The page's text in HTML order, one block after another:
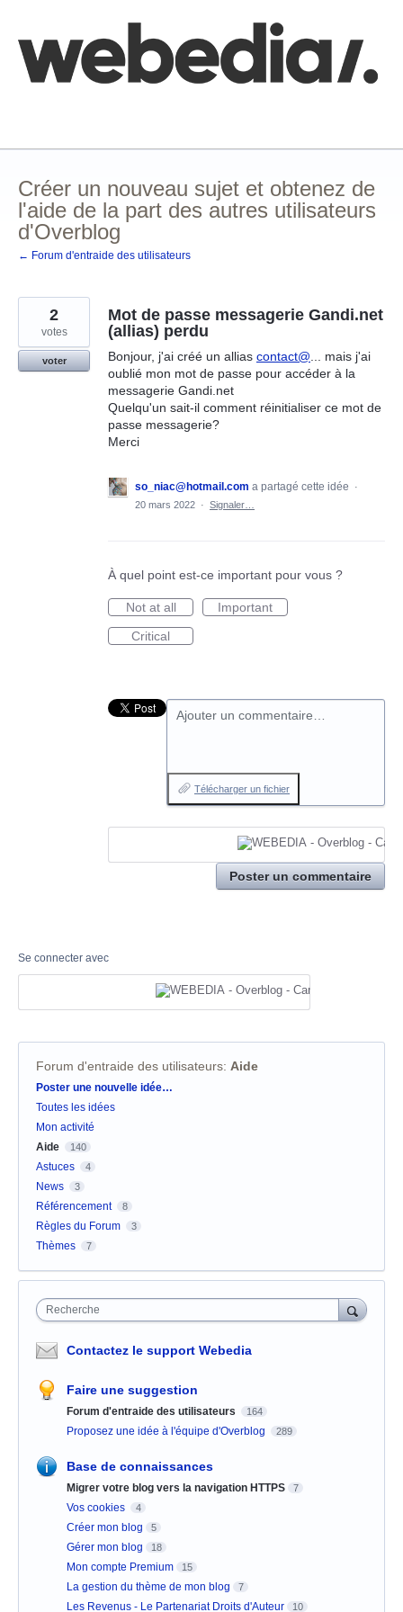
contenu
Créer un nouveau sujet et obtenez de
l'aide de la part des autres utilisateurs
d'Overblog
← Forum d'entraide des utilisateurs
Mot de passe messagerie Gandi.net
(allias) perdu
Bonjour, j'ai créé un allias contact@ ... mais j'ai
oublié mon mot de passe pour accéder à la
messagerie Gandi.net
Quelqu'un sait-il comment réinitialiser ce mot de
passe messagerie?
Merci
2
votes
voter
so_niac@hotmail.com a partagé cette idée
·
20 mars 2022 · Signaler…
À quel point est-ce important pour vous ?
Not at all
Important
Critical
Ajouter un commentaire…
Télécharger un fichier
Poster un commentaire
Se connecter avec
Forum d'entraide des utilisateurs: Aide
Catégories
Poster une nouvelle idée…
Toutes les idées
Mon activité
Aide
140
Astuces 4
News 3
Référencement 8
Règles du Forum 3
Thèmes 7
Recherche
Contactez le support Webedia
Faire une suggestion
Forum d'entraide des utilisateurs 164
Proposez une idée à l'équipe d'Overblog 289
Base de connaissances
Migrer votre blog vers la navigation HTTPS 7
Vos cookies 4
Créer mon blog 5
Gérer mon blog 18
Mon compte Premium 15
La gestion du thème de mon blog 7
Les Revenus - Le Partenariat Droits d'Auteur 10